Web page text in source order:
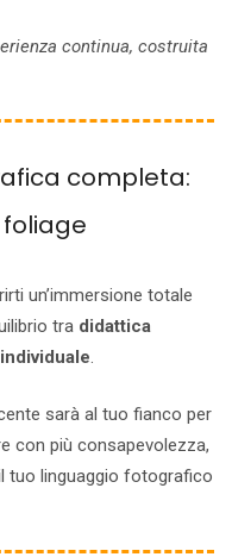
continua, costruita
completa:
un’immersione totale
tra didattica
.
sarà al tuo fianco per
con più consapevolezza,
tuo linguaggio fotografico